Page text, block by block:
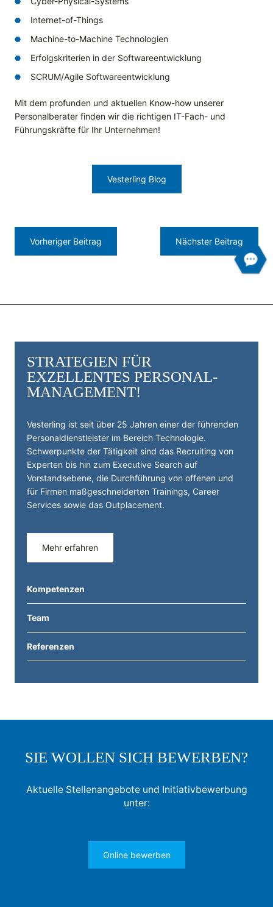
STRATEGIEN FÜR
EXZELLENTES PERSONAL­
MANAGEMENT!
Vesterling ist seit über 25 Jahren einer der führenden
Personal­dienst­leister im Bereich Technologie.
Schwerpunkte der Tätigkeit sind das Recruiting von
Experten bis hin zum Executive Search auf
Vorstandsebene, die Durchführung von offenen und
für Firmen maßgeschneiderten Trainings, Career
Services sowie das Outplacement.
Mehr erfahren
Kompetenzen
Team
Referenzen
Internet-of-Things
Machine-to-Machine Technologien
Erfolgskriterien in der Softwareentwicklung
SCRUM/Agile Softwareentwicklung
Mit dem profunden und aktuellen Know-how unserer
Personalberater finden wir die richtigen IT-Fach- und
Führungskräfte für Ihr Unternehmen!
Vorheriger Beitrag
Vesterling Blog
Nächster Beitrag
SIE WOLLEN SICH BEWERBEN?
Aktuelle Stellenangebote und Initiativbewerbung
unter:
Online bewerben